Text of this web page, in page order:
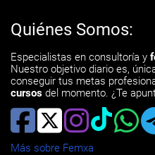
Quiénes Somos:
Especialistas en consultoría y
Nuestro objetivo diario es,
conseguir tus metas
cursos del momento. ¿Te
Más sobre Femxa